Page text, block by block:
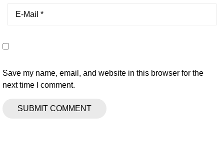
Save my name, email, and website in this browser for the
next time I comment.